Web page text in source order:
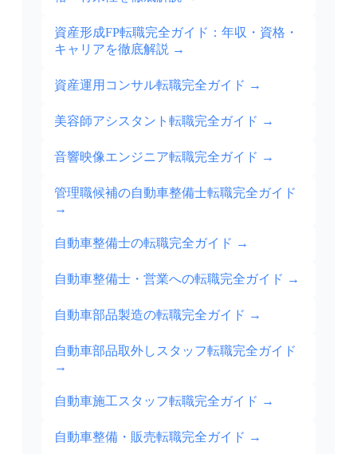
資産形成FP転職完全ガイド：年収・資格・
キャリアを徹底解説 →
資産運用コンサル転職完全ガイド →
美容師アシスタント転職完全ガイド →
音響映像エンジニア転職完全ガイド →
管理職候補の自動車整備士転職完全ガイド
→
自動車整備士の転職完全ガイド →
自動車整備士・営業への転職完全ガイド →
自動車部品製造の転職完全ガイド →
自動車部品取外しスタッフ転職完全ガイド
→
自動車施工スタッフ転職完全ガイド →
自動車整備・販売転職完全ガイド →